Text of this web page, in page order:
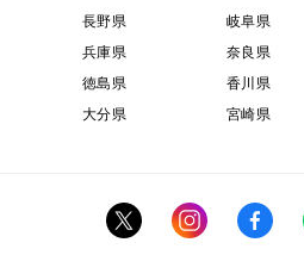
長野県 岐阜県
兵庫県 奈良県
徳島県 香川県
大分県 宮崎県